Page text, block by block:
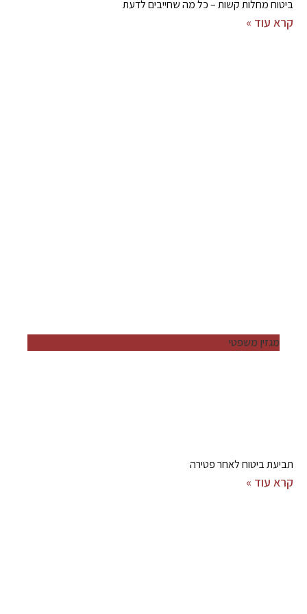
ביטוח מחלות קשות – כל מה שחייבים לדעת
קרא עוד »
מגזין משפטי
תביעת ביטוח לאחר פטירה
קרא עוד »